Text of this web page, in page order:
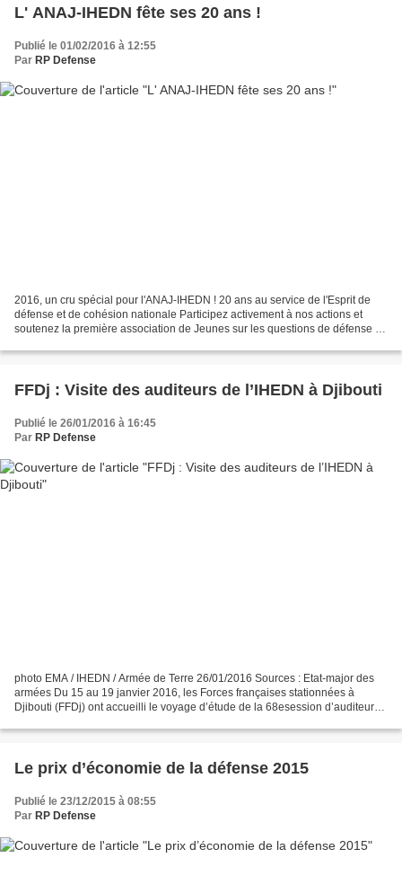
L' ANAJ-IHEDN fête ses 20 ans !
Publié le 01/02/2016 à 12:55
Par RP Defense
2016, un cru spécial pour l'ANAJ-IHEDN ! 20 ans au service de l'Esprit de
défense et de cohésion nationale Participez activement à nos actions et
soutenez la première association de Jeunes sur les questions de défense et
FFDj : Visite des auditeurs de l’IHEDN à Djibouti
Publié le 26/01/2016 à 16:45
Par RP Defense
photo EMA / IHEDN / Armée de Terre 26/01/2016 Sources : Etat-major des
armées Du 15 au 19 janvier 2016, les Forces françaises stationnées à
Djibouti (FFDj) ont accueilli le voyage d’étude de la 68esession d’auditeurs
Le prix d’économie de la défense 2015
Publié le 23/12/2015 à 08:55
Par RP Defense